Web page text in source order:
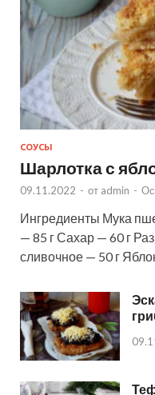
СОУСЫ
Шарлотка с
09.11.2022 - от admin -
Ингредиенты Мука
— 85 г Сахар — 60 г
сливочное — 50 г